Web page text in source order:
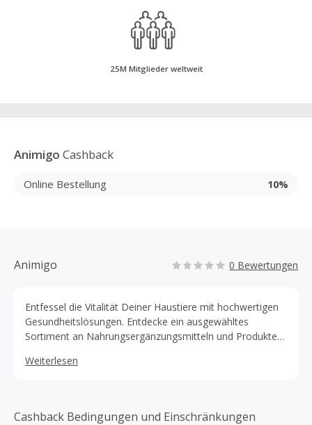
25M Mitglieder weltweit
Animigo Cashback
Online Bestellung 10%
Animigo 0 Bewertungen
Entfessel die Vitalität Deiner Haustiere mit hochwertigen
Gesundheitslösungen. Entdecke ein ausgewähltes
Sortiment an Nahrungsergänzungsmitteln und Produkten
Freunde.
Weiterlesen
Cashback Bedingungen und Einschränkungen